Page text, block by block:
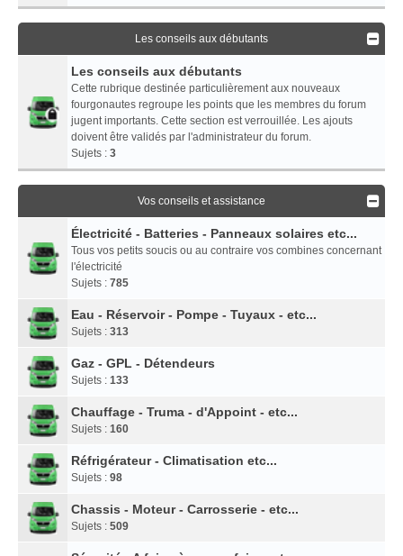
Les conseils aux débutants
Les conseils aux débutants
Cette rubrique destinée particulièrement aux nouveaux
fourgonautes regroupe les points que les membres du forum
jugent importants. Cette section est verrouillée. Les ajouts
doivent être validés par l'administrateur du forum.
Sujets : 3
Vos conseils et assistance
Électricité - Batteries - Panneaux solaires etc...
Tous vos petits soucis ou au contraire vos combines concernant
l'électricité
Sujets : 785
Eau - Réservoir - Pompe - Tuyaux - etc...
Sujets : 313
Gaz - GPL - Détendeurs
Sujets : 133
Chauffage - Truma - d'Appoint - etc...
Sujets : 160
Réfrigérateur - Climatisation etc...
Sujets : 98
Chassis - Moteur - Carrosserie - etc...
Sujets : 509